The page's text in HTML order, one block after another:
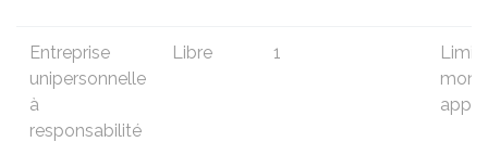
Entreprise
unipersonnelle
à
responsabilité
Libre 1